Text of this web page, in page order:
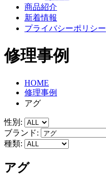
商品紹介
新着情報
プライバシーポリシー
修理事例
HOME
修理事例
アグ
性別:
ブランド:
種類:
アグ